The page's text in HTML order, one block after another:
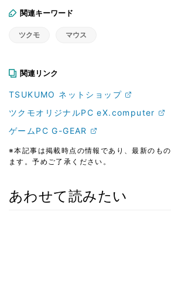
関連キーワード
ツクモ マウス
関連リンク
TSUKUMO ネットショップ
ツクモオリジナルPC eX.computer
ゲームPC G-GEAR
※本記事は掲載時点の情報であり、最新のも
ます。予めご了承ください。
あわせて読みたい